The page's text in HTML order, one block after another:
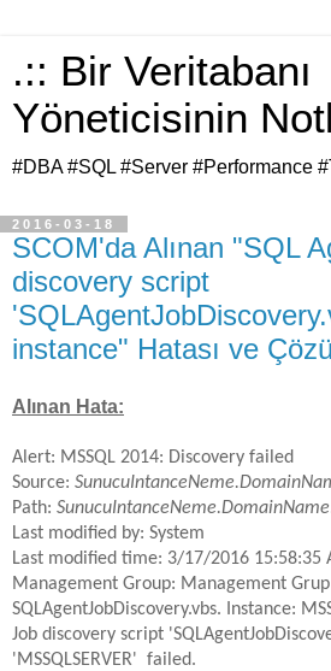
.:: Bir Veritabanı
Yöneticisinin
#DBA #SQL #Server #Performance
2016-03-18
SCOM'da Alınan "SQL
discovery script
instance" Hatası ve
Alınan Hata:
Alert: MSSQL 2014: Discovery failed
Source:
Path: SunucuIntanceNeme.DomainName
Last modified by: System
Last modified time: 3/17/2016 15:58:35
Management Group: Management
SQLAgentJobDiscovery.vbs. Instance:
Job discovery script
'MSSQLSERVER' failed.